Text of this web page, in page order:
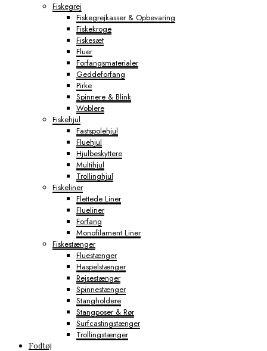
Fiskegrej
Fiskegrejkasser & Opbevaring
Fiskekroge
Fiskesæt
Fluer
Forfangsmaterialer
Geddeforfang
Pirke
Spinnere & Blink
Woblere
Fiskehjul
Fastspolehjul
Fluehjul
Hjulbeskyttere
Multihjul
Trollinghjul
Fiskeliner
Flettede Liner
Flueliner
Forfang
Monofilament Liner
Fiskestænger
Fluestænger
Haspelstænger
Rejsestænger
Spinnestænger
Stangholdere
Stangposer & Rør
Surfcastingstænger
Trollingstænger
Fodtøj